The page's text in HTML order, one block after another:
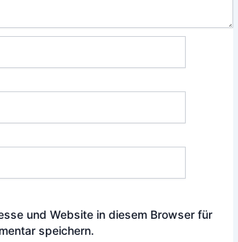
und Website in diesem Browser für
speichern.